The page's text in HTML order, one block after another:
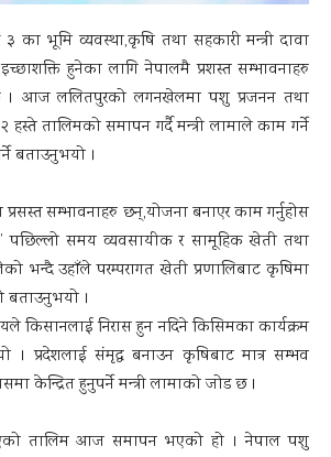
का भूमि व्यवस्था,कृषि तथा सहकारी मन्त्री दावा
हुनेका लागि नेपालमै प्रशस्त सम्भावनाहरु
। आज ललितपुरको लगनखेलमा पशु प्रजनन तथा
हस्ते तालिमको समापन गर्दै मन्त्री लामाले काम गर्ने
बताउनुभयो ।
सम्भावनाहरु छन्,योजना बनाएर काम गर्नुहोस
पछिल्लो समय व्यवसायीक र सामूहिक खेती तथा
भन्दै उहाँले परम्परागत खेती प्रणालिबाट कृषिमा
बताउनुभयो ।
किसानलाई निरास हुन नदिने किसिमका कार्यक्रम
। प्रदेशलाई संमृद्ध बनाउन कृषिबाट मात्र सम्भव
केन्द्रित हुनुपर्ने मन्त्री लामाको जोड छ ।
तालिम आज समापन भएको हो । नेपाल पशु